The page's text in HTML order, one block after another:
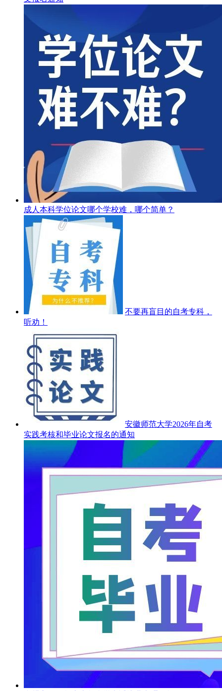
成人本科学位论文哪个学校难，哪个简单？
不要再盲目的自考专科，
听劝！
安徽师范大学2026年自考
实践考核和毕业论文报名的通知